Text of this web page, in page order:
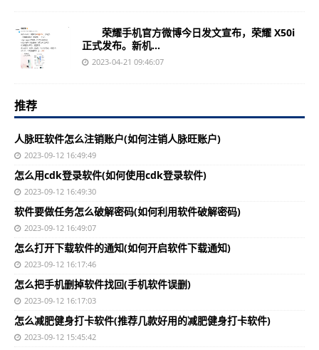
荣耀手机官方微博今日发文宣布，荣耀 X50i
正式发布。新机...
2023-04-21 09:46:07
推荐
人脉旺软件怎么注销账户(如何注销人脉旺账户)
2023-09-12 16:49:49
怎么用cdk登录软件(如何使用cdk登录软件)
2023-09-12 16:49:30
软件要做任务怎么破解密码(如何利用软件破解密码)
2023-09-12 16:49:07
怎么打开下载软件的通知(如何开启软件下载通知)
2023-09-12 16:17:46
怎么把手机删掉软件找回(手机软件误删)
2023-09-12 16:17:03
怎么减肥健身打卡软件(推荐几款好用的减肥健身打卡软件)
2023-09-12 15:45:42